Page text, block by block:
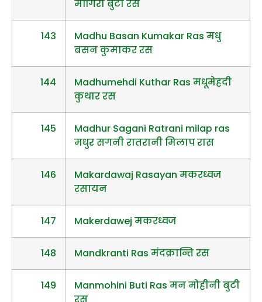
मोंगिरा बुटी रस
143
Madhu Basan Kumakar Ras मधु
बसन कुमाकर रस
144
Madhumehdi Kuthar Ras मधूमेहदी
कुथार रस
145
Madhur Sagani Ratrani milap ras
मधुर सगनी रातरानी मिलाप रास
146
Makardawaj Rasayan मकरध्वज
रसायन
147 Makerdawej मकरध्वज
148 Mandkranti Ras मंदक्रान्ति रस
149
Manmohini Buti Ras मन मोहीनी बुटी